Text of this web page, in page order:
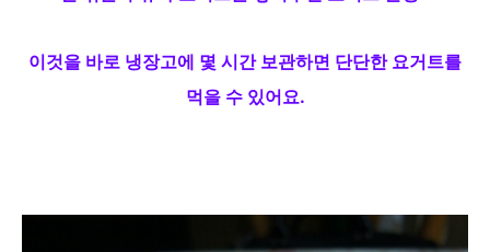
이것을 바로 냉장고에 몇 시간 보관하면 단단한 요거트를
먹을 수 있어요.